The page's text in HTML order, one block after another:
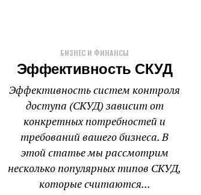
БИЗНЕС И ФИНАНСЫ
Эффективность СКУД
Эффективность систем контроля
доступа (СКУД) зависит от
конкретных потребностей и
требований вашего бизнеса. В
этой статье мы рассмотрим
несколько популярных типов СКУД,
которые считаются...